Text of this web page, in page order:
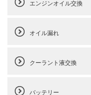
エンジンオイル交換
オイル漏れ
クーラント液交換
バッテリー